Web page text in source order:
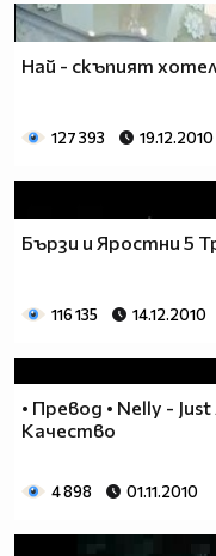
Най - скъпият
127 393 19.12.2010
Бързи и Яростни 5
116 135 14.12.2010
• Превод • Nelly -
Качество
4 898 01.11.2010